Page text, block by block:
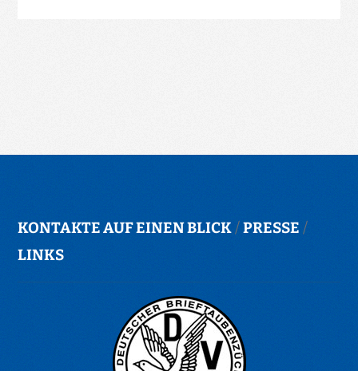
KONTAKTE AUF EINEN BLICK/PRESSE /
LINKS